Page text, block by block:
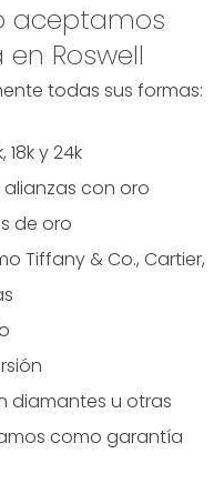
aceptamos
Roswell
todas sus formas:
18k y 24k
con oro
de oro
Tiffany & Co., Cartier,
diamantes u otras
como garantía